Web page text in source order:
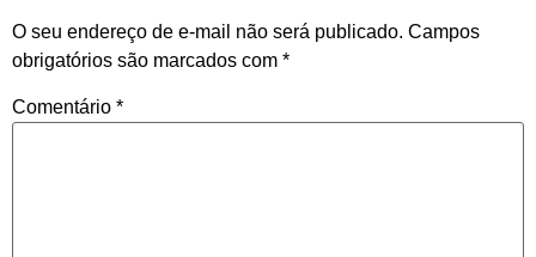
O seu endereço de e-mail não será publicado. Campos
obrigatórios são marcados com *
Comentário *